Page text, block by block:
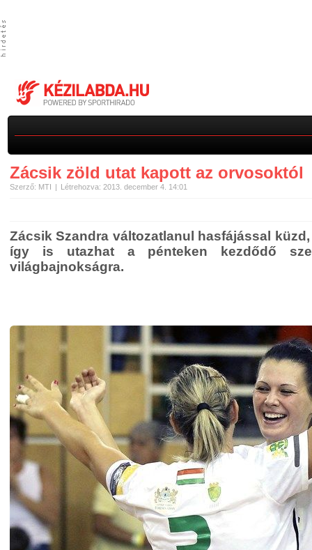
Zácsik zöld utat kapott az orvosoktól
Szerző: MTI Létrehozva: 2013. december 4. 14:01
Zácsik Szandra változatlanul hasfájással
így is utazhat a pénteken kezdődő
világbajnokságra.